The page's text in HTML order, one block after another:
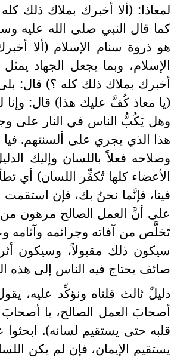
لمعاذا: (ألا أخبرك بملاك ذلك
كما قال النبي صلى الله عليه
هو ذروة سنام الإسلام (ألا
الإسلام، وبما يجعل الجهاد
أخبرك بملاك ذلك كله ؟) قال:
(يا معاذ كُفَّ عليك هذا) قال: وإنا
وهل يَكُبُّ الناس في النار على
هذا الذي يجري على ألسنتهم. فيا
وصلاحه فعلاً باللسان وإليك
الأعضاء كلها تُكفِّر اللسان) أي
فينا، فإنَّما نحنُ بك، فإن
على أنَّ العمل الصالح مرهون من
تَخلَّص من آفاته وجرائمه وآثامه
سيكون ذلك مقبولاً، وسيكون
صائف يحتاج فيه الناس إلى هذه
دليلٌ ثالث قلناه ونؤكِّد عليه،
أصحابَ العمل الصالح، يا أصحابَ
قلبه حتى يستقيم لسانه).
يستقيم الإيمان، فإن لم يكن